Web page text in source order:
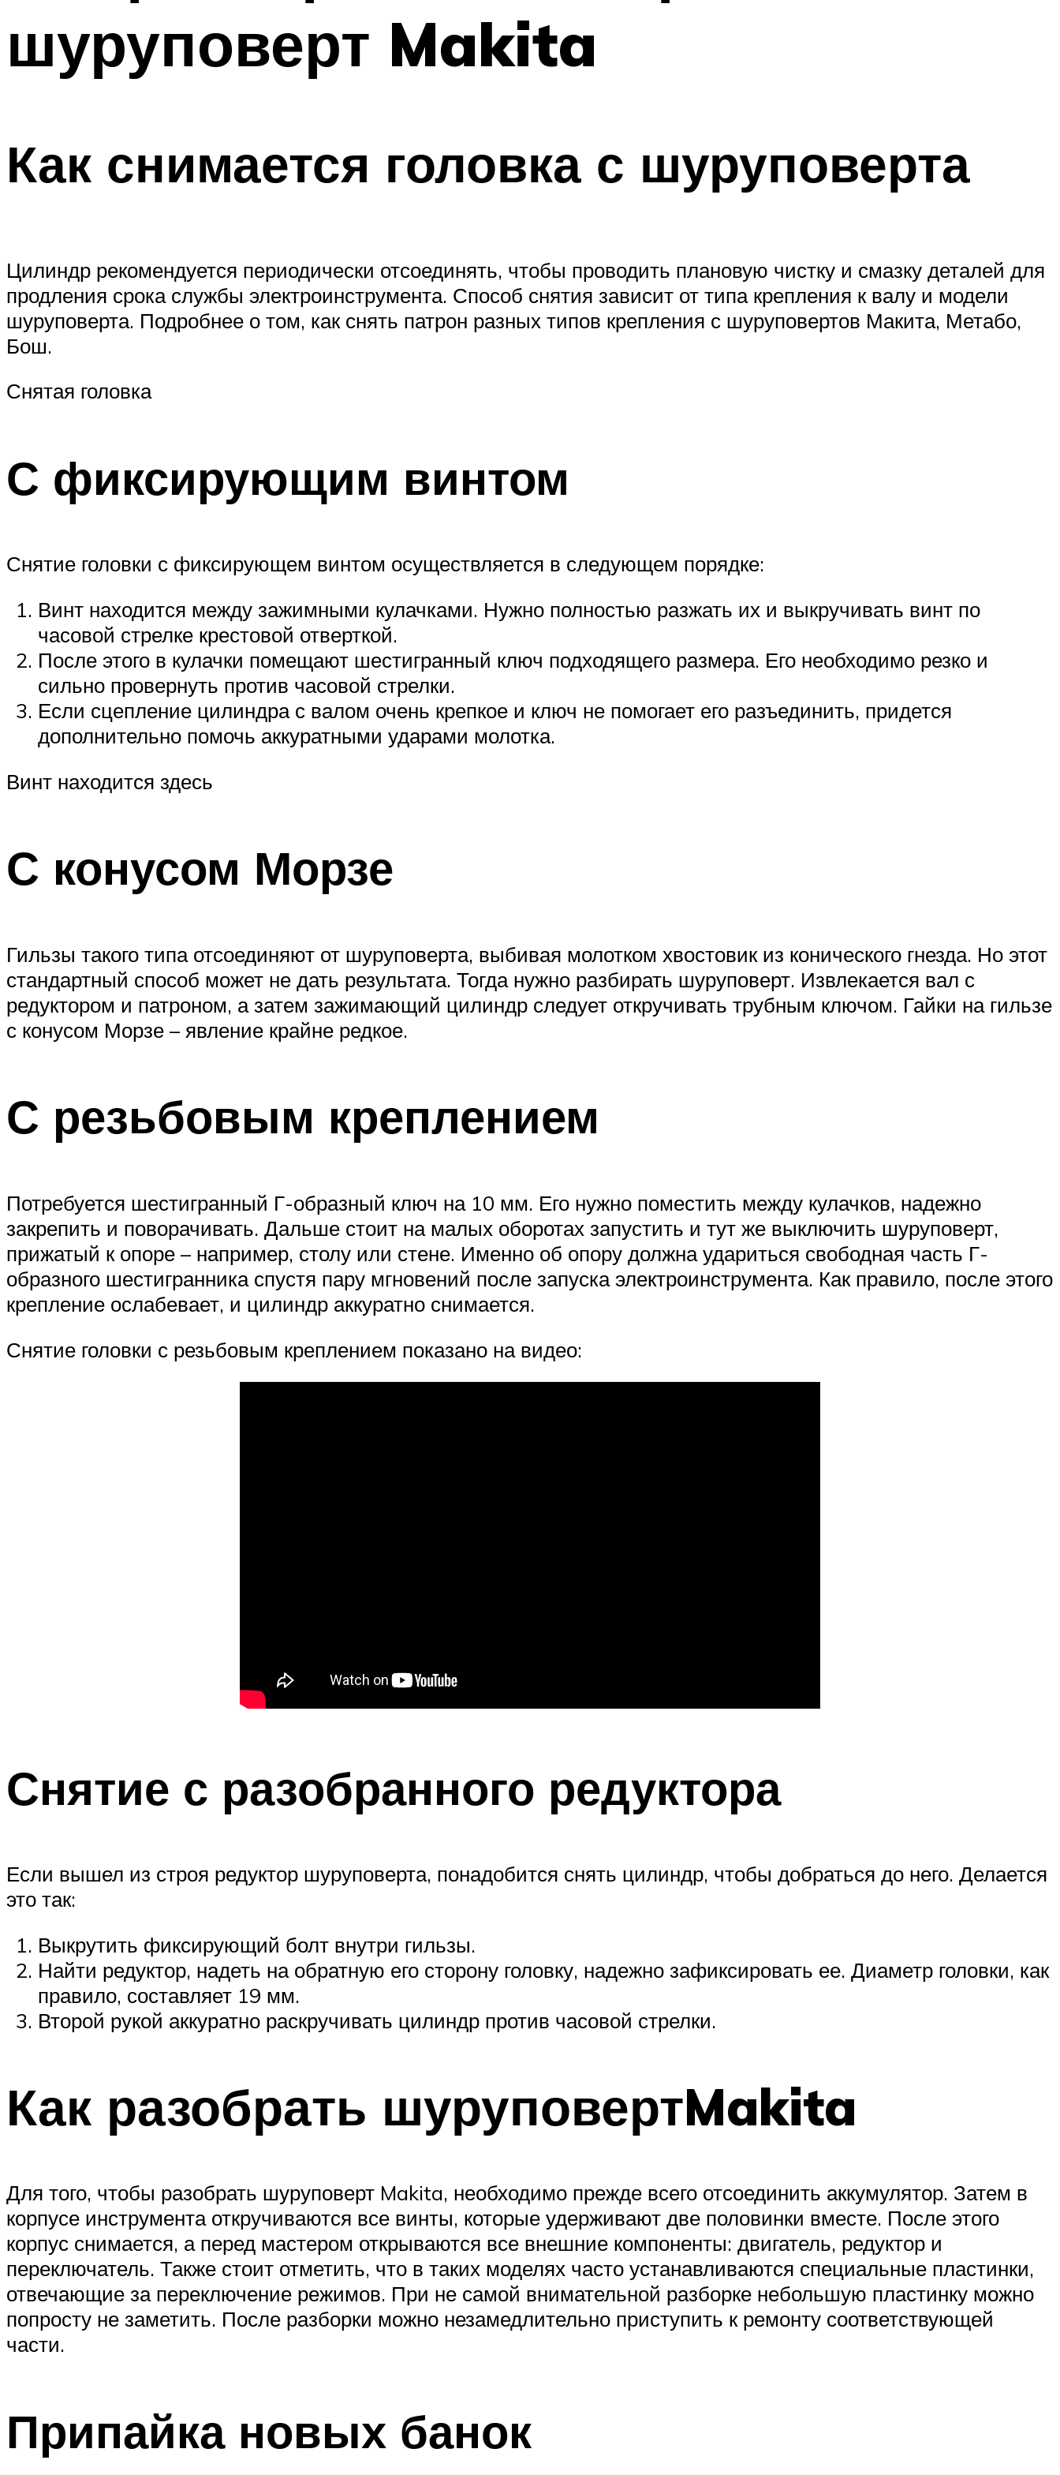
шуруповерт Makita
Как снимается головка с шуруповерта
Цилиндр рекомендуется периодически отсоединять, чтобы проводить плановую чистку и смазку деталей для
продления срока службы электроинструмента. Способ снятия зависит от типа крепления к валу и модели
шуруповерта. Подробнее о том, как снять патрон разных типов крепления с шуруповертов Макита, Метабо,
Бош.
Снятая головка
С фиксирующим винтом
Снятие головки с фиксирующем винтом осуществляется в следующем порядке:
Винт находится между зажимными кулачками. Нужно полностью разжать их и выкручивать винт по
часовой стрелке крестовой отверткой.
После этого в кулачки помещают шестигранный ключ подходящего размера. Его необходимо резко и
сильно провернуть против часовой стрелки.
Если сцепление цилиндра с валом очень крепкое и ключ не помогает его разъединить, придется
дополнительно помочь аккуратными ударами молотка.
Винт находится здесь
С конусом Морзе
Гильзы такого типа отсоединяют от шуруповерта, выбивая молотком хвостовик из конического гнезда. Но этот
стандартный способ может не дать результата. Тогда нужно разбирать шуруповерт. Извлекается вал с
редуктором и патроном, а затем зажимающий цилиндр следует откручивать трубным ключом. Гайки на гильзе
с конусом Морзе – явление крайне редкое.
С резьбовым креплением
Потребуется шестигранный Г-образный ключ на 10 мм. Его нужно поместить между кулачков, надежно
закрепить и поворачивать. Дальше стоит на малых оборотах запустить и тут же выключить шуруповерт,
прижатый к опоре – например, столу или стене. Именно об опору должна удариться свободная часть Г-
образного шестигранника спустя пару мгновений после запуска электроинструмента. Как правило, после этого
крепление ослабевает, и цилиндр аккуратно снимается.
Снятие головки с резьбовым креплением показано на видео:
Снятие с разобранного редуктора
Если вышел из строя редуктор шуруповерта, понадобится снять цилиндр, чтобы добраться до него. Делается
это так:
Выкрутить фиксирующий болт внутри гильзы.
Найти редуктор, надеть на обратную его сторону головку, надежно зафиксировать ее. Диаметр головки, как
правило, составляет 19 мм.
Второй рукой аккуратно раскручивать цилиндр против часовой стрелки.
Как разобрать шуруповертMakita
Для того, чтобы разобрать шуруповерт Makita, необходимо прежде всего отсоединить аккумулятор. Затем в
корпусе инструмента откручиваются все винты, которые удерживают две половинки вместе. После этого
корпус снимается, а перед мастером открываются все внешние компоненты: двигатель, редуктор и
переключатель. Также стоит отметить, что в таких моделях часто устанавливаются специальные пластинки,
отвечающие за переключение режимов. При не самой внимательной разборке небольшую пластинку можно
попросту не заметить. После разборки можно незамедлительно приступить к ремонту соответствующей
части.
Припайка новых банок